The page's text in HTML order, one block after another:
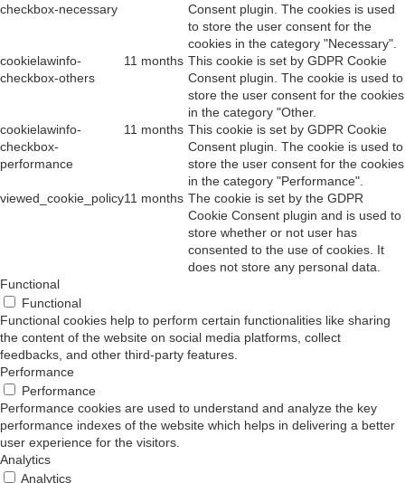
checkbox-necessary
Consent plugin. The cookies is used
to store the user consent for the
cookies in the category "Necessary".
cookielawinfo-
checkbox-others
11 months This cookie is set by GDPR Cookie
Consent plugin. The cookie is used to
store the user consent for the cookies
in the category "Other.
cookielawinfo-
checkbox-
performance
11 months This cookie is set by GDPR Cookie
Consent plugin. The cookie is used to
store the user consent for the cookies
in the category "Performance".
viewed_cookie_policy11 months The cookie is set by the GDPR
Cookie Consent plugin and is used to
store whether or not user has
consented to the use of cookies. It
does not store any personal data.
Functional
Functional
Functional cookies help to perform certain functionalities like sharing
the content of the website on social media platforms, collect
feedbacks, and other third-party features.
Performance
Performance
Performance cookies are used to understand and analyze the key
performance indexes of the website which helps in delivering a better
user experience for the visitors.
Analytics
Analytics